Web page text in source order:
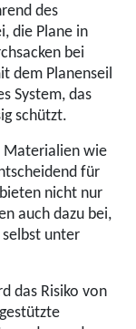
des
die Plane in
bei
dem Planenseil
System, das
schützt.
Materialien wie
für
nicht nur
auch dazu bei,
unter
das Risiko von